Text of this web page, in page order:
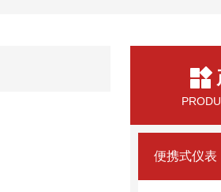
便携式仪表